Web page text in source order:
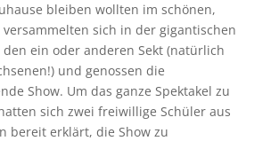
bleiben wollten im schönen,
sich in der gigantischen
ein oder anderen Sekt (natürlich
und genossen die
Show. Um das ganze Spektakel zu
sich zwei freiwillige Schüler aus
bereit erklärt, die Show zu